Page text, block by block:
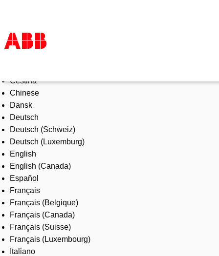
Products & Solutions
Industries
Services
About us
Where to buy
Contact us
Careers
Čeština
Chinese
Dansk
Deutsch
Deutsch (Schweiz)
Deutsch (Luxemburg)
English
English (Canada)
Español
Français
Français (Belgique)
Français (Canada)
Français (Suisse)
Français (Luxembourg)
Italiano